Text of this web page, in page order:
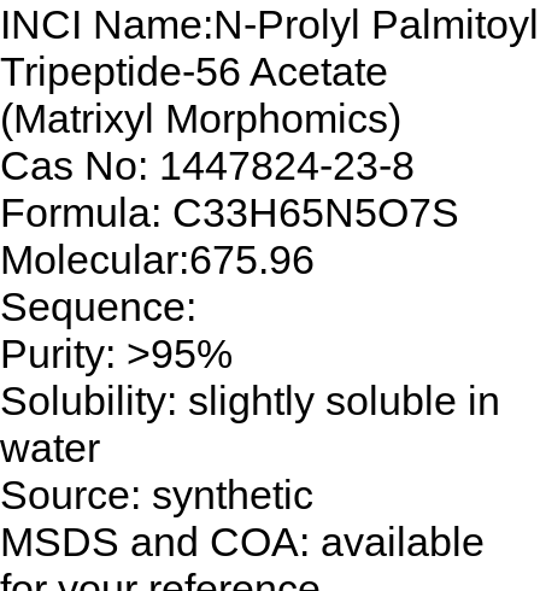
INCI Name:N-Prolyl Palmitoyl
Tripeptide-56 Acetate
(Matrixyl Morphomics)
Cas No: 1447824-23-8
Formula: C33H65N5O7S
Molecular:675.96
Sequence:
Purity: >95%
Solubility: slightly soluble in
water
Source: synthetic
MSDS and COA: available